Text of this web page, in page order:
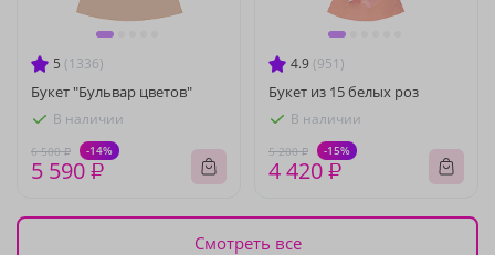
5 (1336)
Букет "Бульвар цветов"
В наличии
6 500 ₽ -14%
5 590 ₽
4.9 (951)
Букет из 15 белых роз
В наличии
5 200 ₽ -15%
4 420 ₽
Смотреть все